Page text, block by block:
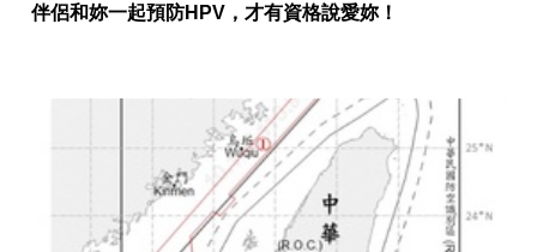
伴侶和妳一起預防HPV，才有資格說愛妳！